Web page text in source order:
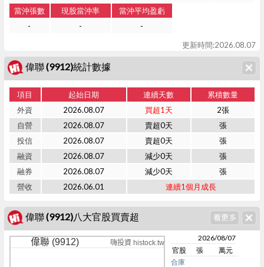
當沖張數 現股當沖率
當沖平均盈虧
-
-
-
更新時間:2026.08.07
偉聯 (9912)統計數據
項目 起始日期 連續天數
累積數量
外資
2026.08.07 買超1天
2張
自營
2026.08.07 賣超0天
張
投信
2026.08.07 賣超0天
張
融資
2026.08.07 減少0天
張
融券
2026.08.07 減少0天
張
營收
2026.06.01 連續1個月成長
偉聯 (9912)八大官股買賣超
偉聯 (9912) 嗨投資 histock.tw
2026/08/07
官股
張
萬元
合庫